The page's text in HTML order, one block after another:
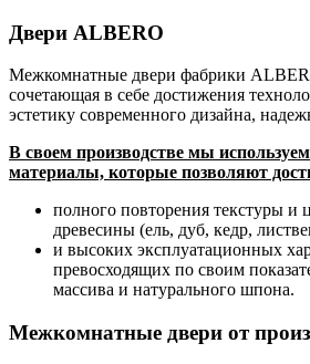
Двери ALBERO
Межкомнатные двери фабрики
сочетающая в себе достижения
эстетику современного дизайна,
В своем производстве мы
материалы, которые позволяют
полного повторения текстуры и
древесины (ель, дуб, кедр,
и высоких эксплуатационных
превосходящих по своим
массива и натурального шпона.
Межкомнатные двери от